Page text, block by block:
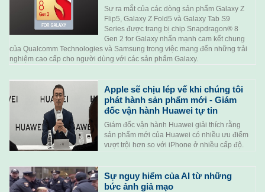
Sự ra mắt của các dòng sản phẩm Galaxy Z
Flip5, Galaxy Z Fold5 và Galaxy Tab S9
Series được trang bị chip Snapdragon® 8
Gen 2 for Galaxy nhấn mạnh cam kết chung
của Qualcomm Technologies và Samsung trong việc mang đến những trải
nghiệm cao cấp cho người dùng với các sản phẩm Galaxy.
Apple sẽ chịu lép vế khi chúng tôi
phát hành sản phẩm mới - Giám
đốc vận hành Huawei tự tin
Giám đốc vận hành Huawei giải thích rằng
sản phẩm mới của Huawei có nhiều ưu điểm
vượt trội hơn so với iPhone ở nhiều cấp độ.
Sự nguy hiểm của AI từ những
bức ảnh giả mạo